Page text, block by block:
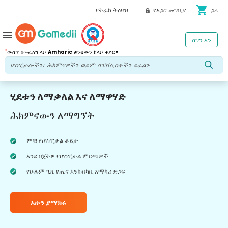
የትራክ ትዕዛዝ የአጋር መግቢያ shopping_cart ጋሪ
*ውስጥ በመፈለግ ላይ Amharic ቋንቋውን ከላይ ቀይር።
ስግን እን
menu
ሂደቱን ለማቃለል እና ለማዋሃድ
ሕክምናውን ለማግኘት
ምቹ የሆስፒታል ቆይታ
እንደ በጀትዎ የሆስፒታል ምርጫዎች
የሁሉም ጊዜ የጤና እንክብካቤ አማካሪ ድጋፍ
አሁን ያማክሩ